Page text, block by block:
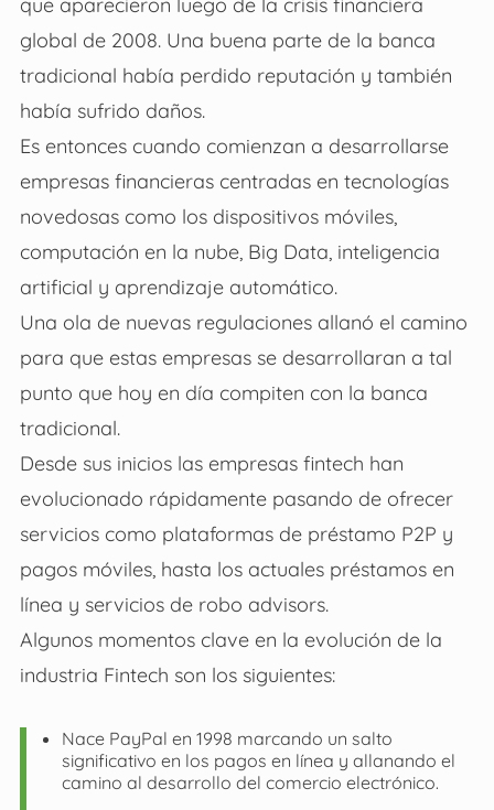
global de 2008. Una buena parte de la banca
tradicional había perdido reputación y también
había sufrido daños.
Es entonces cuando comienzan a desarrollarse
empresas financieras centradas en tecnologías
novedosas como los dispositivos móviles,
computación en la nube, Big Data, inteligencia
artificial y aprendizaje automático.
Una ola de nuevas regulaciones allanó el camino
para que estas empresas se desarrollaran a tal
punto que hoy en día compiten con la banca
tradicional.
Desde sus inicios las empresas fintech han
evolucionado rápidamente pasando de ofrecer
servicios como plataformas de préstamo P2P y
pagos móviles, hasta los actuales préstamos en
línea y servicios de robo advisors.
Algunos momentos clave en la evolución de la
industria Fintech son los siguientes:
Nace PayPal en 1998 marcando un salto
significativo en los pagos en línea y allanando el
camino al desarrollo del comercio electrónico.